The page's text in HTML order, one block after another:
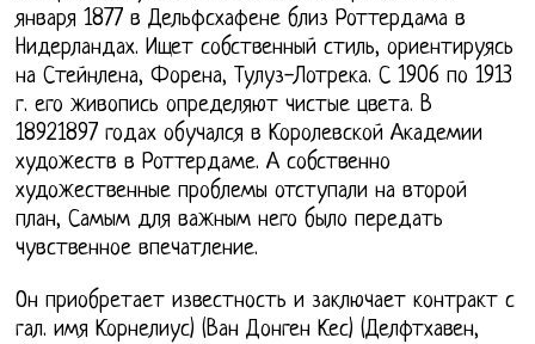
января 1877 в Дельфсхафене близ Роттердама в
Нидерландах. Ищет собственный стиль, ориентируясь
на Стейнлена, Форена, Тулуз-Лотрека. С 1906 по 1913
г. его живопись определяют чистые цвета. В
18921897 годах обучался в Королевской Академии
художеств в Роттердаме. А собственно
художественные проблемы отступали на второй
план, Самым для важным него было передать
чувственное впечатление.
Он приобретает известность и заключает контракт с
гал. имя Корнелиус) (Ван Донген Кес) (Делфтхавен,